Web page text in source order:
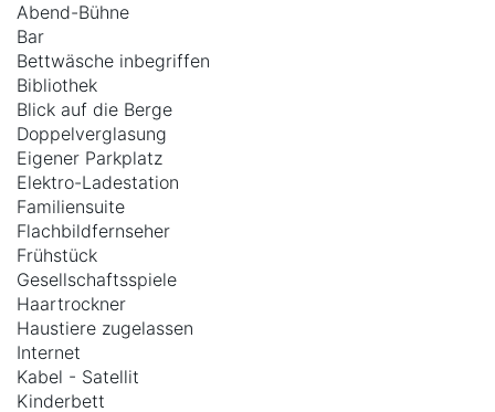
Abend-Bühne
Bar
Bettwäsche inbegriffen
Bibliothek
Blick auf die Berge
Doppelverglasung
Eigener Parkplatz
Elektro-Ladestation
Familiensuite
Flachbildfernseher
Frühstück
Gesellschaftsspiele
Haartrockner
Haustiere zugelassen
Internet
Kabel - Satellit
Kinderbett